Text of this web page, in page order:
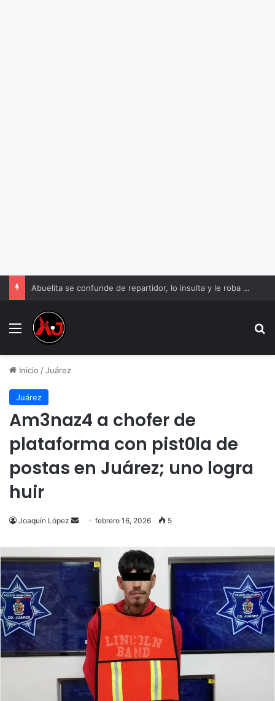
Abuelita se confunde de repartidor, lo insulta y le roba su celular
Menu
Inicio /Juárez
Juárez
Am3naz4 a chofer de
plataforma con pist0la de
postas en Juárez; uno logra
huir
Joaquín López
Send
email
febrero 16, 2026 5